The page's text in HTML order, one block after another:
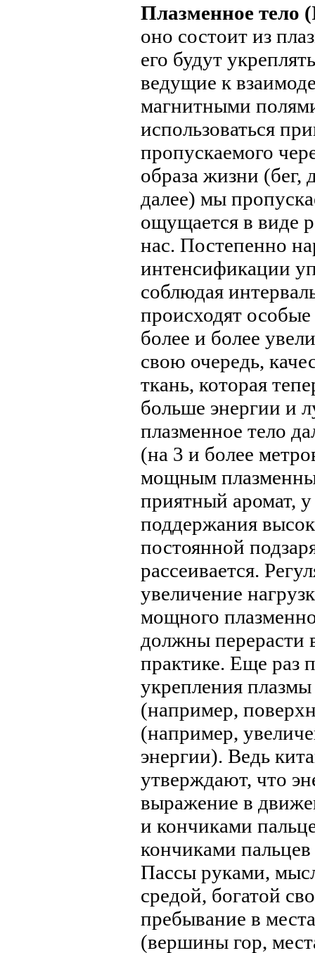
Плазменное тело
оно состоит из
его будут
ведущие к
магнитными
использоваться
пропускаемого
образа жизни (бег,
далее) мы
ощущается в виде
нас. Постепенно
интенсификации
соблюдая
происходят
более и более
свою очередь,
ткань, которая
больше энергии и
плазменное тело
(на 3 и более
мощным
приятный аромат,
поддержания
постоянной
рассеивается.
увеличение
мощного
должны перерасти
практике. Еще раз
укрепления
(например,
(например,
энергии). Ведь
утверждают, что
выражение в
и кончиками
кончиками пальцев
Пассы руками,
средой, богатой
пребывание в
(вершины гор,